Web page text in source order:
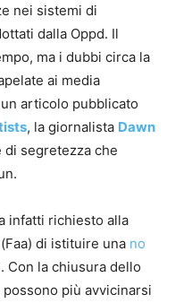
nei sistemi di
dalla Oppd. Il
ma i dubbi circa la
ai media
articolo pubblicato
, la giornalista Dawn
di segretezza che
infatti richiesto alla
(Faa) di istituire una no
Con la chiusura dello
più avvicinarsi